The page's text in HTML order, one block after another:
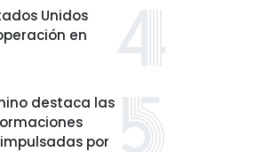
Unidos
en
destaca las
por